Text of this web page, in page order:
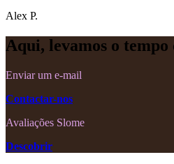
Alex P.
Aqui, levamos o tempo
Enviar um e-mail
Contactar-nos
Avaliações Slome
Descobrir